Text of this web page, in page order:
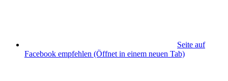
Seite auf
Facebook empfehlen (Öffnet in einem neuen Tab)